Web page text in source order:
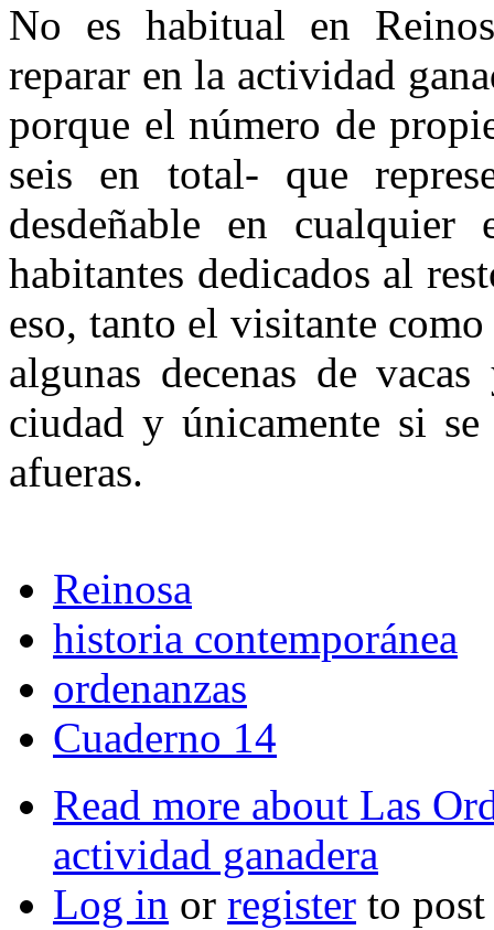
No es habitual en
reparar en la actividad
porque el número de
seis en total- que
desdeñable en
habitantes dedicados al
eso, tanto el visitante
algunas decenas de
ciudad y únicamente si
afueras.
Reinosa
historia contemporánea
ordenanzas
Cuaderno 14
Read more about Las
actividad ganadera
Log in or register to